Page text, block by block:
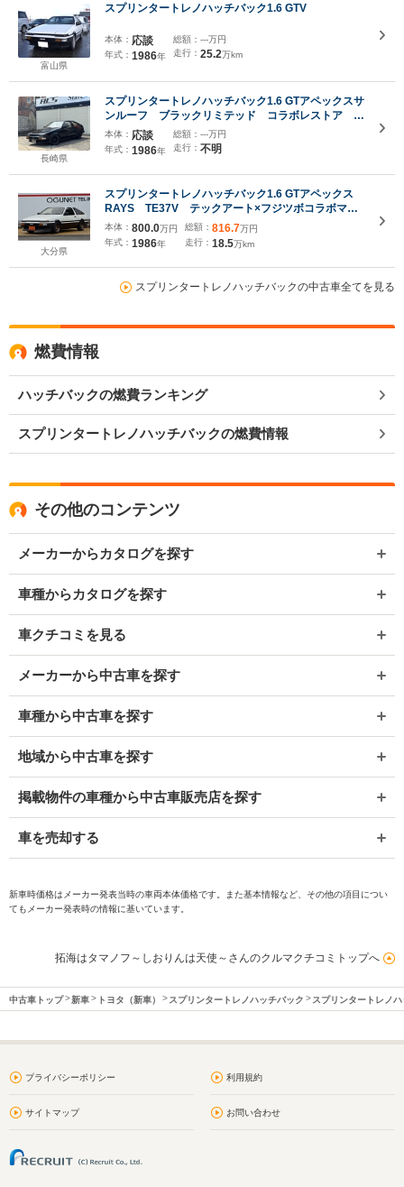
富山県
スプリンタートレノハッチバック1.6 GTV
本体： 応談
年式： 1986年
総額： ---万円
走行： 25.2万km
長崎県
スプリンタートレノハッチバック1.6 GTアペックスサ
ンルーフ ブラックリミテッド コラボレストア
400台限定 車検8年8月
本体： 応談
年式： 1986年
総額： ---万円
走行： 不明
大分県
スプリンタートレノハッチバック1.6 GTアペックス
RAYS TE37V テックアート×フジツボコラボマフ
ラー フジツボエキマニ KYBショック RS-
RTi2000サス オイルクーラー APEXエアクリ
HKSハイカムシャフト 前期純正リップ
本体： 800.0万円
年式： 1986年
総額： 816.7万円
走行： 18.5万km
スプリンタートレノハッチバックの中古車全てを見る
燃費情報
ハッチバックの燃費ランキング
スプリンタートレノハッチバックの燃費情報
その他のコンテンツ
メーカーからカタログを探す
車種からカタログを探す
車クチコミを見る
メーカーから中古車を探す
車種から中古車を探す
地域から中古車を探す
掲載物件の車種から中古車販売店を探す
車を売却する
新車時価格はメーカー発表当時の車両本体価格です。また基本情報など、その他の項目につい
てもメーカー発表時の情報に基いています。
拓海はタマノフ～しおりんは天使～さんのクルマクチコミトップへ
中古車トップ 新車 トヨタ（新車） スプリンタートレノハッチバック スプリンタートレノ
プライバシーポリシー 利用規約
サイトマップ お問い合わせ